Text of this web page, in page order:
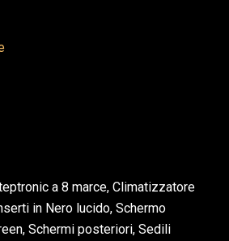
a 8 marce, Climatizzatore
in Nero lucido, Schermo
Schermi posteriori, Sedili